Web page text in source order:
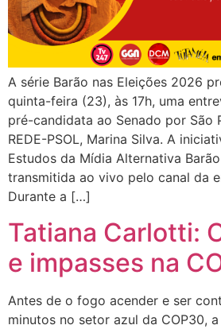
A série Barão nas Eleições 2026
quinta-feira (23), às 17h, uma
pré-candidata ao Senado por São
REDE-PSOL, Marina Silva. A
Estudos da Mídia Alternativa
transmitida ao vivo pelo canal da
Durante a […]
Tatiana Carlotti:
e impasses na
Antes de o fogo acender e ser
minutos no setor azul da COP30,